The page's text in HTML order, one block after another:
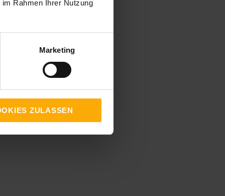
Rahmen Ihrer Nutzung
Marketing
ZULASSEN